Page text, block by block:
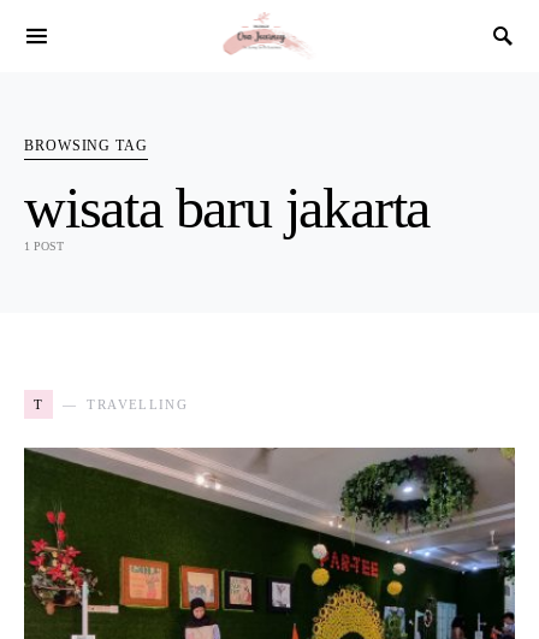
SEARCH FOR:
BROWSING TAG
wisata baru jakarta
1 POST
T TRAVELLING